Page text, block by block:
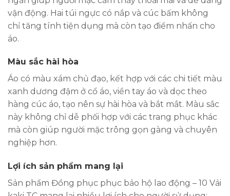
vận động. Hai túi ngực có nắp và cúc bấm không
chỉ tăng tính tiện dụng mà còn tạo điểm nhấn cho
áo.
Màu sắc hài hòa
Áo có màu xám chủ đạo, kết hợp với các chi tiết màu
xanh dương đậm ở cổ áo, viền tay áo và dọc theo
hàng cúc áo, tạo nên sự hài hòa và bắt mắt. Màu sắc
này không chỉ dễ phối hợp với các trang phục khác
mà còn giúp người mặc trông gọn gàng và chuyên
nghiệp hơn.
Lợi ích sản phẩm mang lại
Sản phẩm Đồng phục phục bảo hộ lao động – 10 Vải